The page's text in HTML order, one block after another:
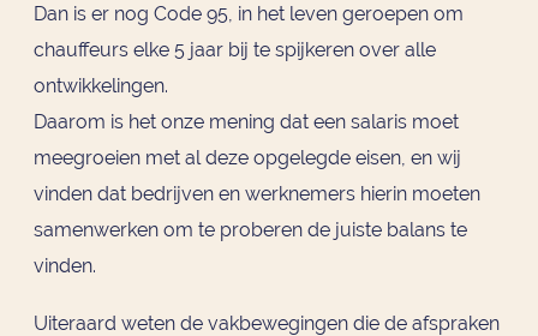
Dan is er nog Code 95, in het leven geroepen om
chauffeurs elke 5 jaar bij te spijkeren over alle
ontwikkelingen.
Daarom is het onze mening dat een salaris moet
meegroeien met al deze opgelegde eisen, en wij
vinden dat bedrijven en werknemers hierin moeten
samenwerken om te proberen de juiste balans te
vinden.
Uiteraard weten de vakbewegingen die de afspraken